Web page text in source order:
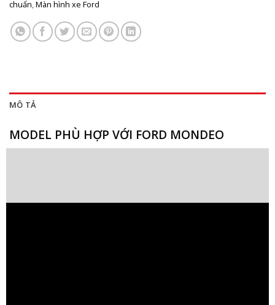
chuẩn Màn hình xe Ford
MÔ TẢ
MODEL PHÙ HỢP VỚI FORD MONDEO